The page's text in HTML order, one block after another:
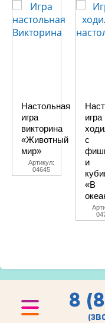
Настольная
игра
викторина
«Животный
мир»
Артикул:
04645
игра
с
и
«В
8